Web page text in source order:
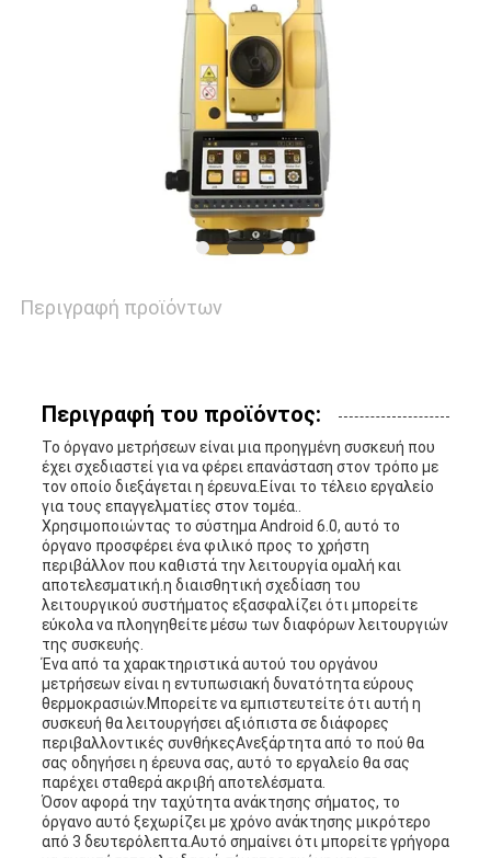
Περιγραφή προϊόντων
Περιγραφή του προϊόντος:
Το όργανο μετρήσεων είναι μια προηγμένη συσκευή που
έχει σχεδιαστεί για να φέρει επανάσταση στον τρόπο με
τον οποίο διεξάγεται η έρευνα.Είναι το τέλειο εργαλείο
για τους επαγγελματίες στον τομέα..
Χρησιμοποιώντας το σύστημα Android 6.0, αυτό το
όργανο προσφέρει ένα φιλικό προς το χρήστη
περιβάλλον που καθιστά την λειτουργία ομαλή και
αποτελεσματική.η διαισθητική σχεδίαση του
λειτουργικού συστήματος εξασφαλίζει ότι μπορείτε
εύκολα να πλοηγηθείτε μέσω των διαφόρων λειτουργιών
της συσκευής.
Ένα από τα χαρακτηριστικά αυτού του οργάνου
μετρήσεων είναι η εντυπωσιακή δυνατότητα εύρους
θερμοκρασιών.Μπορείτε να εμπιστευτείτε ότι αυτή η
συσκευή θα λειτουργήσει αξιόπιστα σε διάφορες
περιβαλλοντικές συνθήκεςΑνεξάρτητα από το πού θα
σας οδηγήσει η έρευνα σας, αυτό το εργαλείο θα σας
παρέχει σταθερά ακριβή αποτελέσματα.
Όσον αφορά την ταχύτητα ανάκτησης σήματος, το
όργανο αυτό ξεχωρίζει με χρόνο ανάκτησης μικρότερο
από 3 δευτερόλεπτα.Αυτό σημαίνει ότι μπορείτε γρήγορα